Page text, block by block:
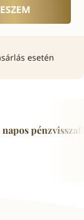
esetén
napos